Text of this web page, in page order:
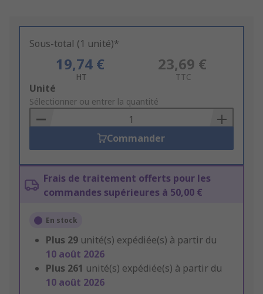
Sous-total (1 unité)*
19,74 €
HT
23,69 €
TTC
Add
to
Basket
Unité
Sélectionner ou entrer la quantité
Commander
Frais de traitement offerts pour les
commandes supérieures à 50,00 €
En stock
Plus 29 unité(s) expédiée(s) à partir du
10 août 2026
Plus 261 unité(s) expédiée(s) à partir du
10 août 2026